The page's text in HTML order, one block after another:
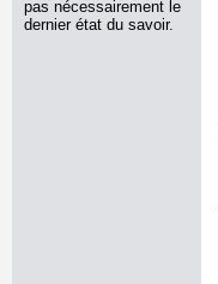
pas nécessairement le
dernier état du savoir.